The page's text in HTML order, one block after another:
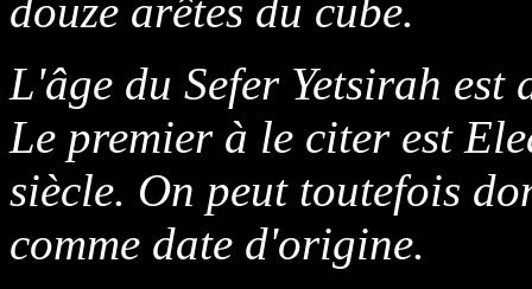
douze arêtes du cube.
L'âge du Sefer Yetsirah
Le premier à le citer est
siècle. On peut toutefois
comme date d'origine.